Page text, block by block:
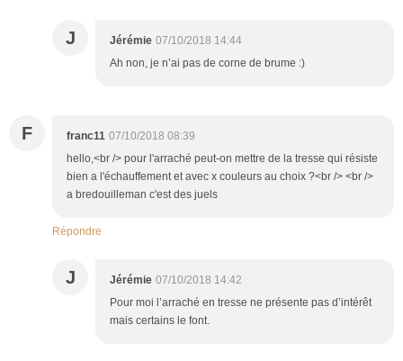
J Jérémie 07/10/2018 14:44
Ah non, je n’ai pas de corne de brume :)
F franc11 07/10/2018 08:39
hello,<br /> pour l'arraché peut-on mettre de la tresse qui résiste
bien a l'échauffement et avec x couleurs au choix ?<br /> <br />
a bredouilleman c'est des juels
Répondre
J Jérémie 07/10/2018 14:42
Pour moi l’arraché en tresse ne présente pas d’intérêt
mais certains le font.